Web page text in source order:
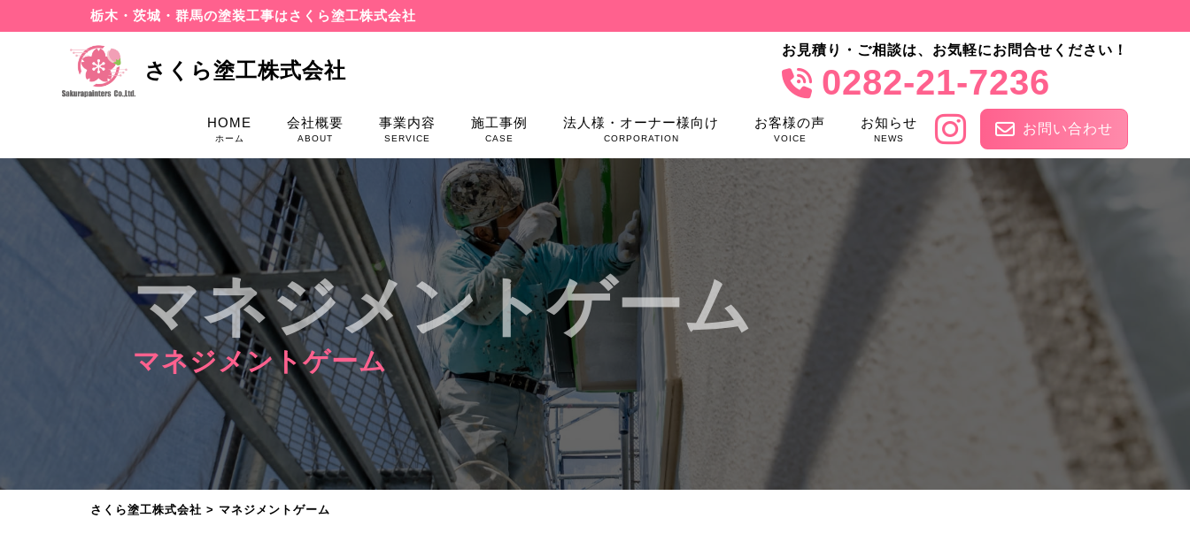
栃木・茨城・群馬の塗装工事はさくら塗工株式会社
さくら塗工株式会社
お見積り・ご相談は、お気軽にお問合せください！
0282-21-7236
HOME
ホーム
会社概要
ABOUT
事業内容
SERVICE
施工事例
CASE
法人様・オーナー様向け
CORPORATION
お客様の声
VOICE
お知らせ
NEWS
お問い合わせ
マネジメントゲーム
マネジメントゲーム
さくら塗工株式会社 > マネジメントゲーム